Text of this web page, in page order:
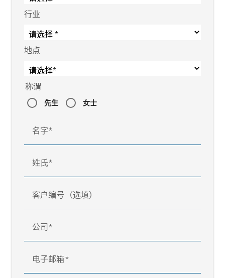
行业
地点
称谓
先生 女士
名字
姓氏
客户编号（选填）
公司
电子邮箱